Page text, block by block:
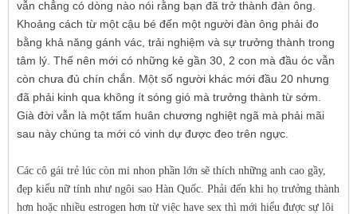
vẫn chẳng có dòng nào nói rằng bạn đã trở thành đàn ông.
Khoảng cách từ một cậu bé đến một người đàn ông phải đo
bằng khả năng gánh vác, trải nghiệm và sự trưởng thành trong
tâm lý. Thế nên mới có những kẻ gần 30, 2 con mà đầu óc vẫn
còn chưa đủ chín chắn. Một số người khác mới đầu 20 nhưng
đã phải kinh qua không ít sóng gió mà trưởng thành từ sớm.
Già đời vẫn là một tấm huân chương nghiệt ngã mà phải mãi
sau này chúng ta mới có vinh dự được đeo trên ngực.
Các cô gái trẻ lúc còn mi nhon phần lớn sẽ thích những anh cao gầy,
đẹp kiểu nữ tính như ngôi sao Hàn Quốc. Phải đến khi họ trưởng thành
hơn hoặc nhiều estrogen hơn từ việc have sex thì mới hiểu được sự lôi